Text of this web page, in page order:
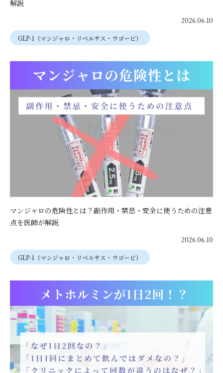
解説
2026.06.10
GLP-1（マンジャロ・リベルサス・ウゴービ）
マンジャロの危険性とは？副作用・禁忌・安全に使うための注意
点を医師が解説
2026.06.10
GLP-1（マンジャロ・リベルサス・ウゴービ）